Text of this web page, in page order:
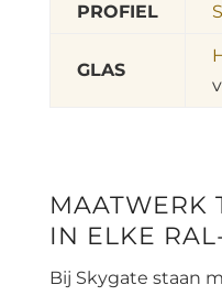
PROFIEL
GLAS
MAATWERK
IN ELKE
Bij Skygate staan